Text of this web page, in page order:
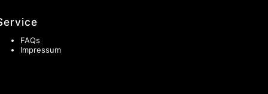
FAQs
Impressum